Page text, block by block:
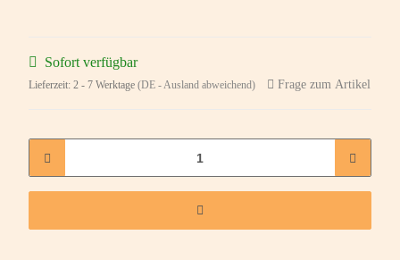
Sofort verfügbar
Lieferzeit: 2 - 7 Werktage (DE - Ausland abweichend) Frage zum Artikel